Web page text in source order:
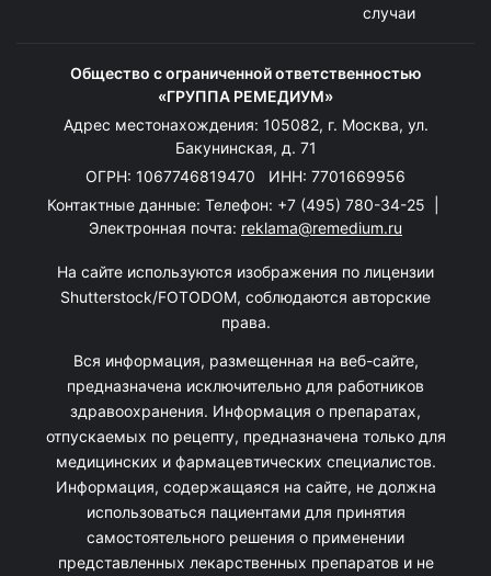
случаи
Общество с ограниченной ответственностью
«ГРУППА РЕМЕДИУМ»
Адрес местонахождения: 105082, г. Москва, ул.
Бакунинская, д. 71
ОГРН: 1067746819470 ИНН: 7701669956
Контактные данные: Телефон: +7 (495) 780-34-25
Электронная почта: reklama@remedium.ru
На сайте используются изображения по лицензии
Shutterstock/FOTODOM, соблюдаются авторские
права.
Вся информация, размещенная на веб-сайте,
предназначена исключительно для работников
здравоохранения. Информация о препаратах,
отпускаемых по рецепту, предназначена только для
медицинских и фармацевтических специалистов.
Информация, содержащаяся на сайте, не должна
использоваться пациентами для принятия
самостоятельного решения о применении
представленных лекарственных препаратов и не